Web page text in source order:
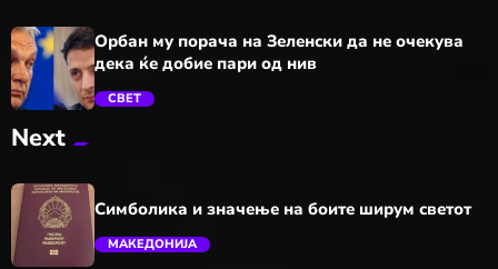
trending_flat
Орбан му порача на Зеленски да не очекува
дека ќе добие пари од нив
СВЕТ
Next
Симболика и значење на боите ширум светот
МАКЕДОНИЈА